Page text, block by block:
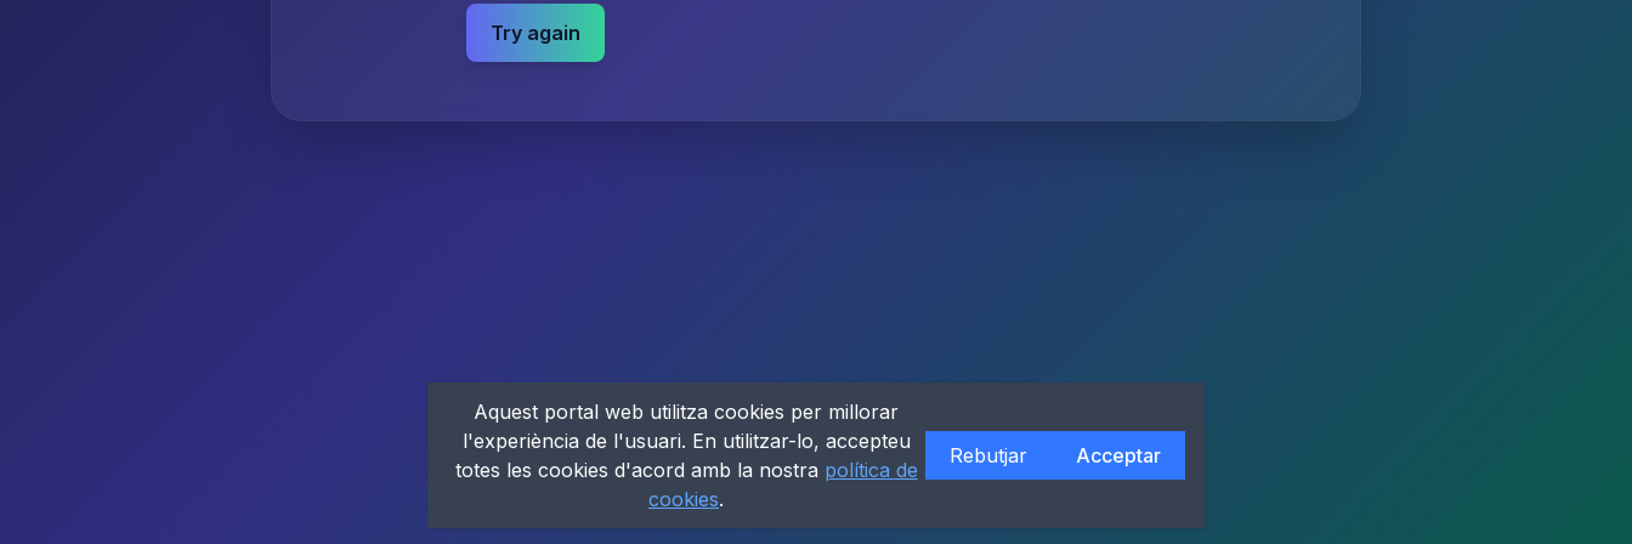
Try again
Aquest portal web utilitza cookies per millorar
l'experiència de l'usuari. En utilitzar-lo, accepteu
totes les cookies d'acord amb la nostra política de
cookies.
Rebutjar Acceptar